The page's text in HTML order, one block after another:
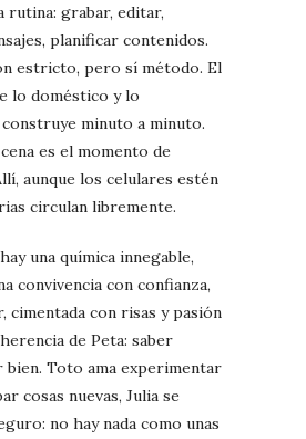
rutina: grabar, editar,
planificar contenidos.
estricto, pero sí método. El
lo doméstico y lo
minuto a minuto.
es el momento de
aunque los celulares estén
circulan libremente.
una química innegable,
convivencia con confianza,
cimentada con risas y pasión
de Peta: saber
bien. Toto ama experimentar
cosas nuevas, Julia se
no hay nada como unas